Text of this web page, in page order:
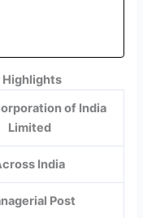
Highlights
of India
Limited
India
Post